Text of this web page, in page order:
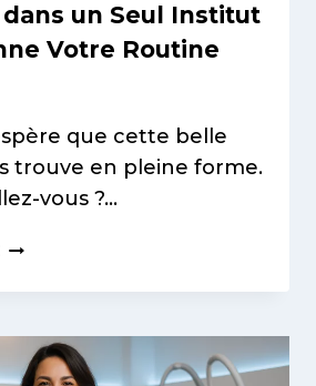
un Seul Institut
Votre Routine
que cette belle
trouve en pleine forme.
vous ?…
VISAGE
CORPS
POURQUOI
TOUT